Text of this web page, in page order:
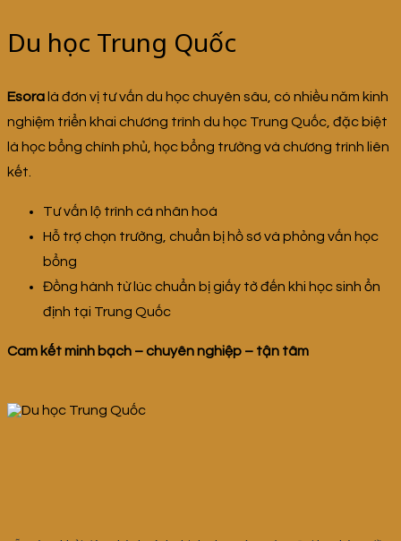
Du học Trung Quốc
Esora là đơn vị tư vấn du học chuyên sâu, có nhiều năm kinh
nghiệm triển khai chương trình du học Trung Quốc, đặc biệt
là học bổng chính phủ, học bổng trường và chương trình liên
kết.
Tư vấn lộ trình cá nhân hoá
Hỗ trợ chọn trường, chuẩn bị hồ sơ và phỏng vấn học
bổng
Đồng hành từ lúc chuẩn bị giấy tờ đến khi học sinh ổn
định tại Trung Quốc
Cam kết minh bạch – chuyên nghiệp – tận tâm